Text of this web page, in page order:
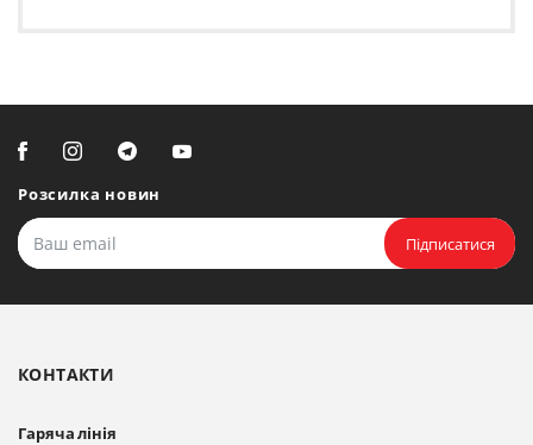
Розсилка новин
Підписатися
КОНТАКТИ
Гаряча лінія